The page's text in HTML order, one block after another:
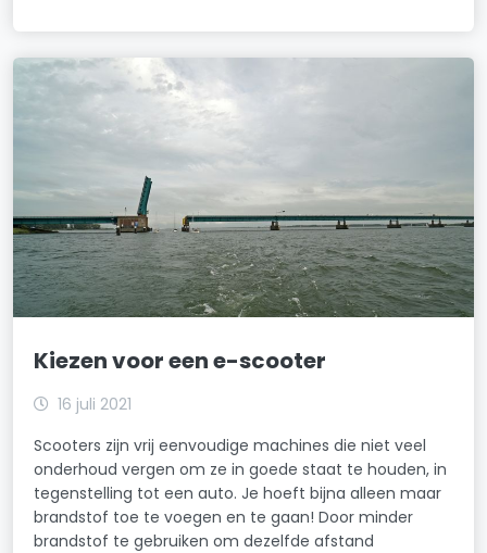
Kiezen voor een e-scooter
16 juli 2021
Scooters zijn vrij eenvoudige machines die niet veel
onderhoud vergen om ze in goede staat te houden, in
tegenstelling tot een auto. Je hoeft bijna alleen maar
brandstof toe te voegen en te gaan! Door minder
brandstof te gebruiken om dezelfde afstand